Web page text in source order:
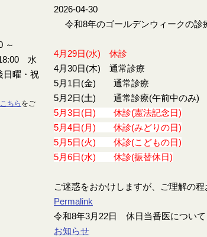
こちら をご
2026-04-30
令和8年のゴールデンウィークの診
4月29日(水) 休診
4月30日(木) 通常診療
5月1日(金) 通常診療
5月2日(土) 通常診療(午前中のみ)
5月3日(日) 休診(憲法記念日)
5月4日(月) 休診(みどりの日)
5月5日(火) 休診(こどもの日)
5月6日(水) 休診(振替休日)
ご迷惑をおかけしますが、ご理解の程
Permalink
令和8年3月22日 休日当番医について
お知らせ